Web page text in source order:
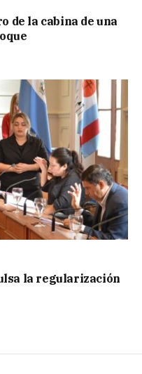
de la cabina de una
la regularización